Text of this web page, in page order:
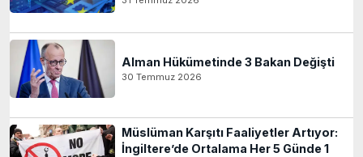
Alman Hükümetinde 3 Bakan Değişti
30 Temmuz 2026
Müslüman Karşıtı Faaliyetler Artıyor:
İngiltere’de Ortalama Her 5 Günde 1